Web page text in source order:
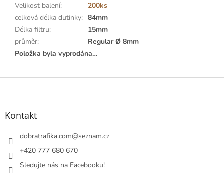
Velikost balení:
200ks
celková délka dutinky: 84mm
Délka filtru:
15mm
průměr:
Regular Ø 8mm
Položka byla vyprodána…
Z
Kontakt
dobratrafika.com@seznam.cz
+420 777 680 670
Sledujte nás na Facebooku!